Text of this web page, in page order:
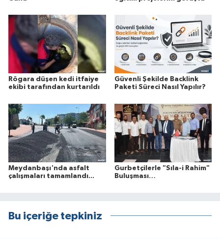
Rögara düşen kedi itfaiye
ekibi tarafından kurtarıldı
Güvenli Şekilde Backlink
Paketi Süreci Nasıl Yapılır?
Meydanbaşı'nda asfalt
çalışmaları tamamlandı...
Gurbetçilerle "Sıla-i Rahim"
Buluşması…
Bu içeriğe tepkiniz